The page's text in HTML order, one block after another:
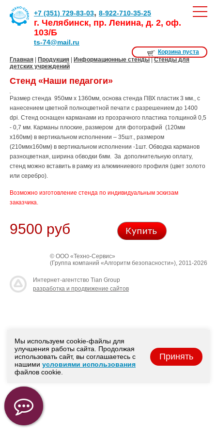
Корзина пуста
+7 (351) 729-83-03, 8-922-710-35-25
г. Челябинск, пр. Ленина, д. 2, оф.
103/Б
ts-74@mail.ru
Главная Продукция Информационные стенды|Стенды для
детских учреждений
Стенд «Наши педагоги»
Размер стенда 950мм х 1360мм, основа стенда ПВХ пластик 3 мм., с
нанесением цветной полноцветной печати с разрешением до 1400
dpi. Стенд оснащен карманами из прозрачного пластика толщиной 0,5
- 0,7 мм. Карманы плоские, размером для фотографий (120мм
х160мм) в вертикальном исполнении – 35шт., размером
(210ммх160мм) в вертикальном исполнении -1шт. Обводка карманов
разноцветная, ширина обводки 6мм. За дополнительную оплату,
стенд можно вставить в рамку из алюминиевого профиля (цвет золото
или серебро).
Возможно изготовление стенда по индивидуальным эскизам
заказчика.
9500 руб
© ООО «Техно-Сервис»
(Группа компаний «Алгоритм безопасности»), 2011-2026
Интернет-агентство Tian Group
разработка и продвижение сайтов
Мы используем cookie-файлы для
улучшения работы сайта. Продолжая
использовать сайт, вы соглашаетесь с
нашими условиями использования
файлов cookie.
Принять